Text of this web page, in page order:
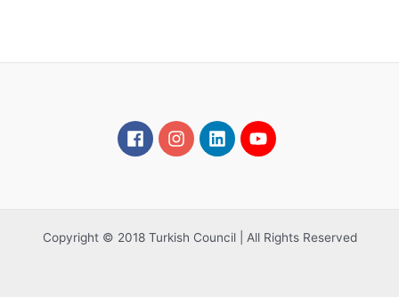
Copyright © 2018 Turkish Council | All Rights Reserved